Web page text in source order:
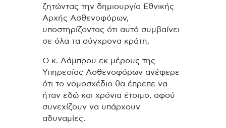
ζητώντας την δημιουργία Εθνικής
Αρχής Ασθενοφόρων,
υποστηρίζοντας ότι αυτό συμβαίνει
σε όλα τα σύγχρονα κράτη.
Ο κ. Λάμπρου εκ μέρους της
Υπηρεσίας Ασθενοφόρων ανέφερε
ότι το νομοσχέδιο θα έπρεπε να
ήταν εδώ και χρόνια έτοιμο, αφού
συνεχίζουν να υπάρχουν
αδυναμίες.